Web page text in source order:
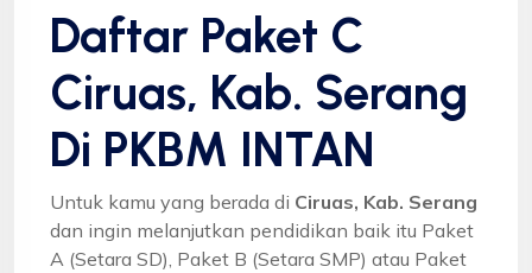
Daftar Paket C
Ciruas, Kab. Serang
Di PKBM INTAN
Untuk kamu yang berada di Ciruas, Kab. Serang
dan ingin melanjutkan pendidikan baik itu Paket
A (Setara SD), Paket B (Setara SMP) atau Paket